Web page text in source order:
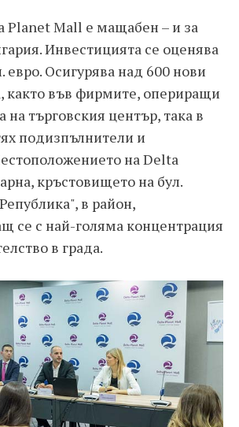
Planet Mall е мащабен – и за
Инвестицията се оценява
евро. Осигурява над 600 нови
както във фирмите, опериращи
на търговския център, така в
подизпълнители и
на Delta
кръстовището на бул.
в район,
се с най-голяма концентрация
в града.